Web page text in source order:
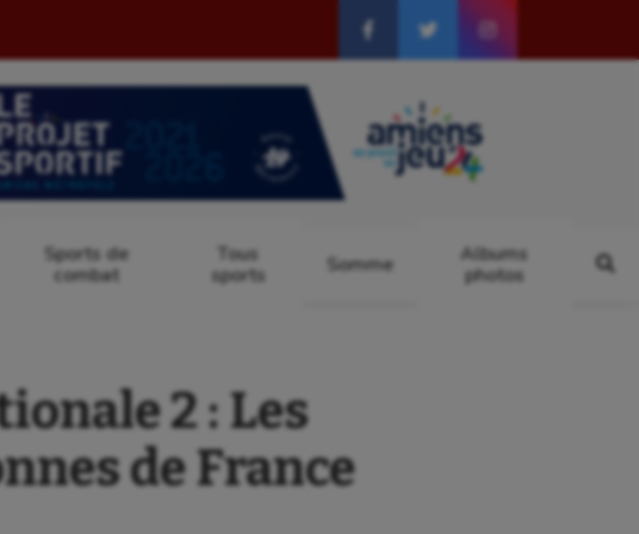
Sports de
combat
Tous
sports
Somme
Albums
photos
2 : Les
de France